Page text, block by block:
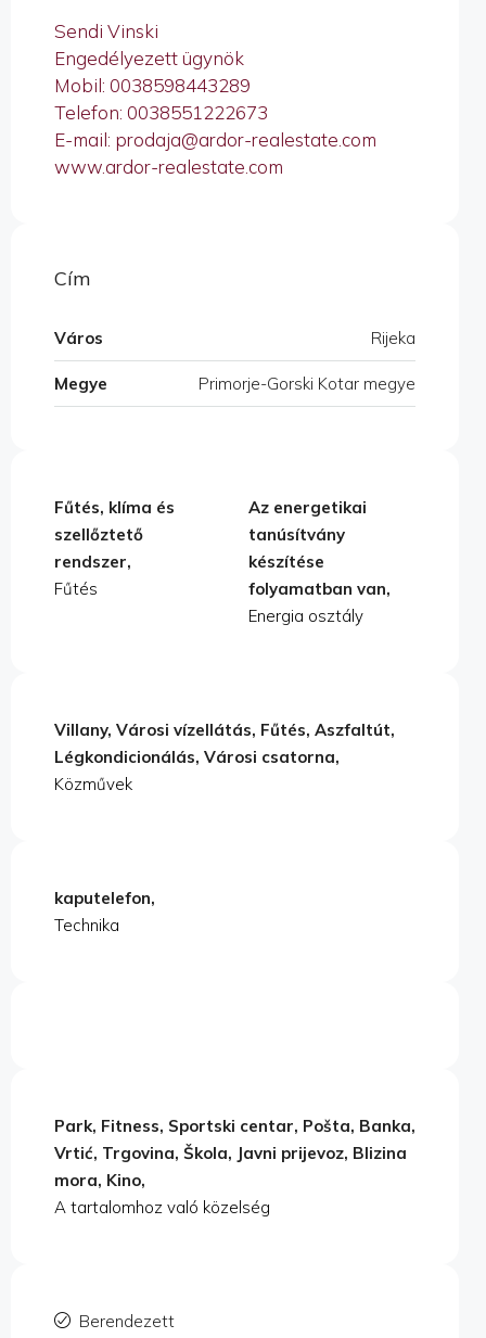
Sendi Vinski
Engedélyezett ügynök
Mobil: 0038598443289
Telefon: 0038551222673
E-mail: prodaja@ardor-realestate.com
www.ardor-realestate.com
Cím
Város Rijeka
Megye Primorje-Gorski Kotar megye
Fűtés, klíma és
szellőztető
rendszer,
Fűtés
Az energetikai
tanúsítvány
készítése
folyamatban van,
Energia osztály
Villany, Városi vízellátás, Fűtés, Aszfaltút,
Légkondicionálás, Városi csatorna,
Közművek
kaputelefon,
Technika
Park, Fitness, Sportski centar, Pošta, Banka,
Vrtić, Trgovina, Škola, Javni prijevoz, Blizina
mora, Kino,
A tartalomhoz való közelség
Berendezett